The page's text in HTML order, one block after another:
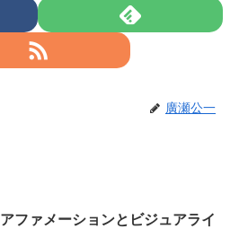
廣瀬公一
アファメーションとビジュアライ